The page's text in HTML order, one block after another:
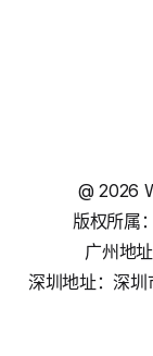
@2026
版权所属
广州地
深圳地址：深